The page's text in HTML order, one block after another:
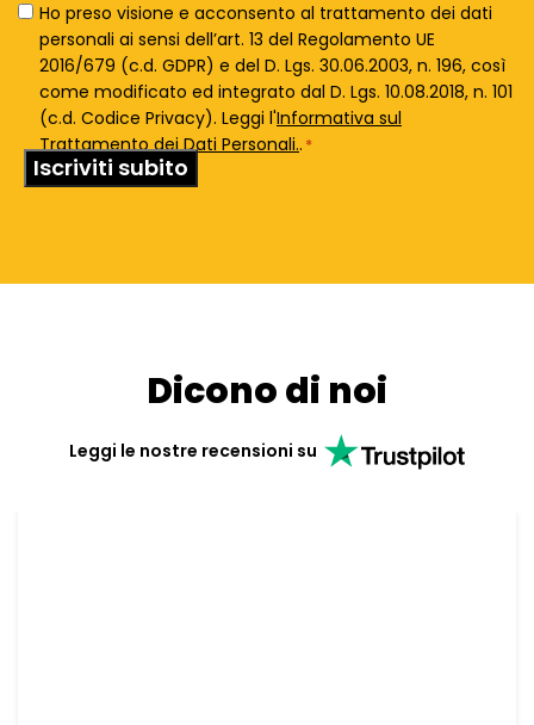
Privacy
Policy
Ho preso visione e acconsento al trattamento dei dati
personali ai sensi dell’art. 13 del Regolamento UE
2016/679 (c.d. GDPR) e del D. Lgs. 30.06.2003, n. 196, così
come modificato ed integrato dal D. Lgs. 10.08.2018, n. 101
(c.d. Codice Privacy). Leggi l'Informativa sul
Trattamento dei Dati Personali.. *
Dicono di noi
Leggi le nostre recensioni su